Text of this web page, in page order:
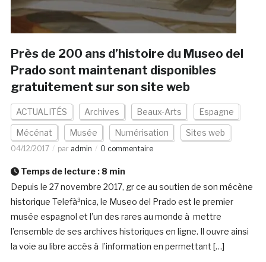
Près de 200 ans d’histoire du Museo del
Prado sont maintenant disponibles
gratuitement sur son site web
ACTUALITÉS Archives Beaux-Arts Espagne
Mécénat Musée Numérisation Sites web
04/12/2017 par admin 0 commentaire
Temps de lecture : 8 min
Depuis le 27 novembre 2017, gr ce au soutien de son mécène
historique Telefà³nica, le Museo del Prado est le premier
musée espagnol et l’un des rares au monde à mettre
l’ensemble de ses archives historiques en ligne. Il ouvre ainsi
la voie au libre accès à l’information en permettant […]